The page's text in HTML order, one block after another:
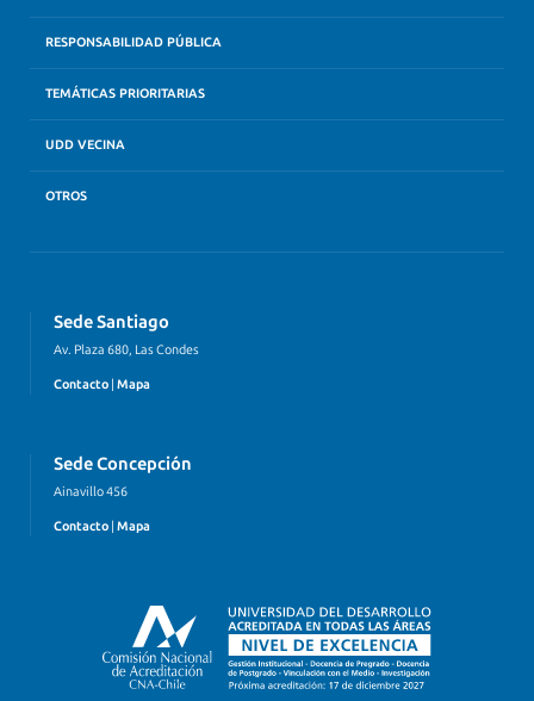
RESPONSABILIDAD PÚBLICA
TEMÁTICAS PRIORITARIAS
UDD VECINA
OTROS
Sede Santiago
Av. Plaza 680, Las Condes
Contacto Mapa
Sede Concepción
Ainavillo 456
Contacto | Mapa